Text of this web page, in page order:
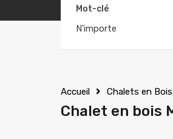
Mot-clé
Accueil Chalets en Bois
Chalet en bois